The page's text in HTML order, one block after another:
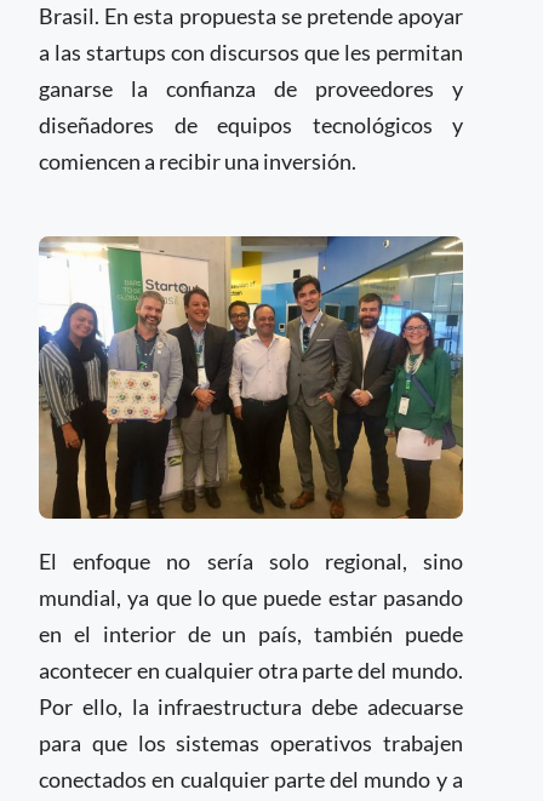
Brasil. En esta propuesta se pretende apoyar
a las startups con discursos que les permitan
ganarse la confianza de proveedores y
diseñadores de equipos tecnológicos y
comiencen a recibir una inversión.
El enfoque no sería solo regional, sino
mundial, ya que lo que puede estar pasando
en el interior de un país, también puede
acontecer en cualquier otra parte del mundo.
Por ello, la infraestructura debe adecuarse
para que los sistemas operativos trabajen
conectados en cualquier parte del mundo y a